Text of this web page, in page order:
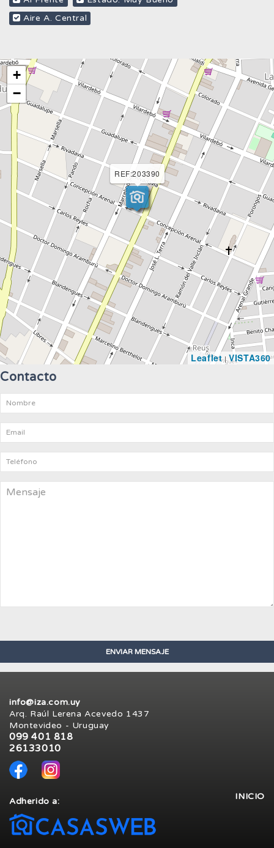
Aire A. Central
REF:203390
+
−
Leaflet|VISTA360
Contacto
info@iza.com.uy
Arq. Raúl Lerena Acevedo 1437
Montevideo - Uruguay
099 401 818
26133010
INICIO
Adherido a: